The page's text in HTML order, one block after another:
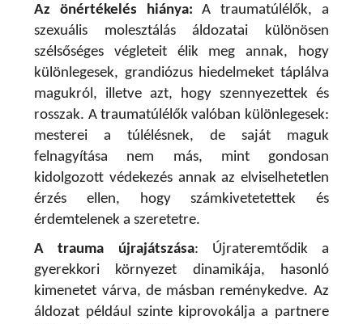
Az önértékelés hiánya: A traumatúlélők, a
szexuális molesztálás áldozatai különösen
szélsőséges végleteit élik meg annak, hogy
különlegesek, grandiózus hiedelmeket táplálva
magukról, illetve azt, hogy szennyezettek és
rosszak. A traumatúlélők valóban különlegesek:
mesterei a túlélésnek, de saját maguk
felnagyítása nem más, mint gondosan
kidolgozott védekezés annak az elviselhetetlen
érzés ellen, hogy számkivetetettek és
érdemtelenek a szeretetre.
A trauma újrajátszása: Újrateremtődik a
gyerekkori környezet dinamikája, hasonló
kimenetet várva, de másban reménykedve. Az
áldozat például szinte kiprovokálja a partnere